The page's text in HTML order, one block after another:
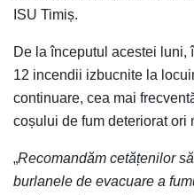
ISU Timiș.
De la începutul acestei luni,
12 incendii izbucnite la
continuare, cea mai
coșului de fum deteriorat ori
„Recomandăm cetățenilor
burlanele de evacuare a